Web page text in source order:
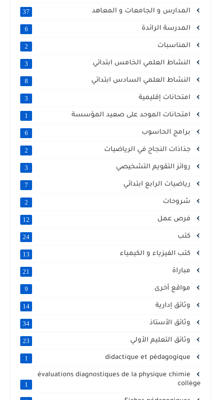
المدارس و الجامعات و المعاهد 37
المدرسة الرائدة 6
المناسبات 2
النشاط العلمي الخامس ابتدائي 3
النشاط العلمي السادس ابتدائي 8
امتحانات إقليمية 3
امتحانات الموحد على صعيد المؤسسة 1
برامج الحاسوب 6
جذاذات النجاح في الرياضيات 2
روائز التقويم التشخيصي 3
رياضيات الرابع ابتدائي 7
شروحات 2
فرص عمل 12
كتب 24
كتب الفيزياء و الكيمياء 13
مباراة 21
مواقع أخرى 9
وثائق إدارية 14
وثائق الأستاذ 34
وثائق التعليم الأولي 23
1
évaluations diagnostiques de la physique chimie
collège
1